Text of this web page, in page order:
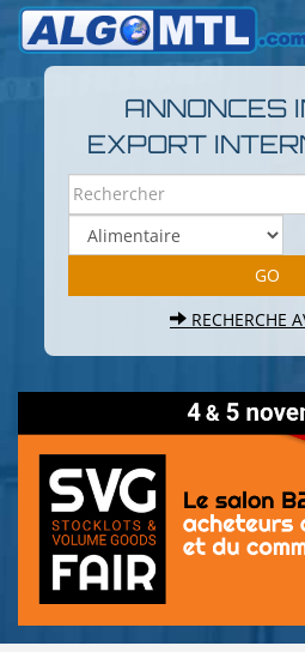
ANNONCES
EXPORT
RECHERCHE